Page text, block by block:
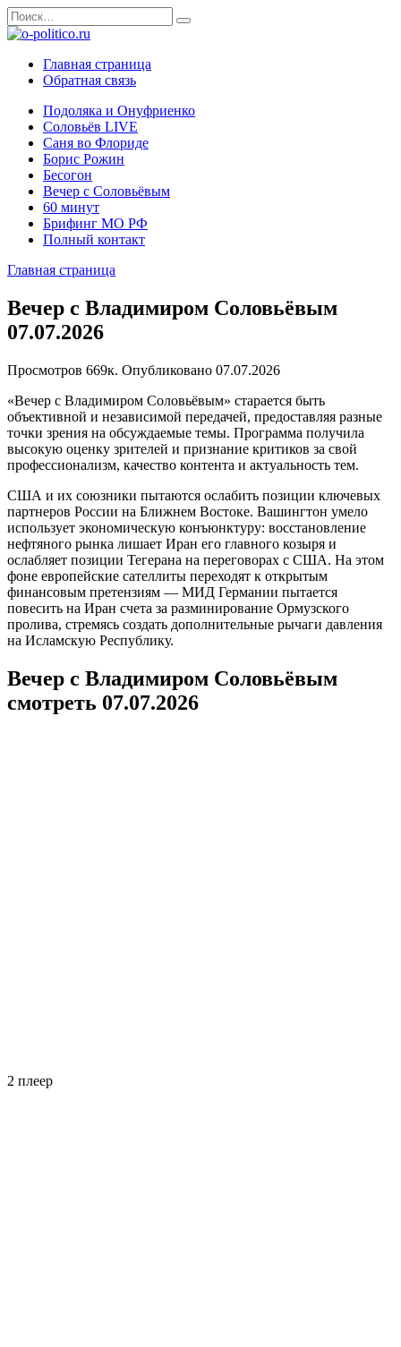
Перейти
к
содержанию
Search
for:
Главная страница
Обратная связь
Подоляка и Онуфриенко
Соловьёв LIVE
Саня во Флориде
Борис Рожин
Бесогон
Вечер с Соловьёвым
60 минут
Брифинг МО РФ
Полный контакт
Главная страница
Вечер с Владимиром Соловьёвым
07.07.2026
Просмотров 669к. Опубликовано 07.07.2026
«Вечер с Владимиром Соловьёвым» старается быть
объективной и независимой передачей, предоставляя разные
точки зрения на обсуждаемые темы. Программа получила
высокую оценку зрителей и признание критиков за свой
профессионализм, качество контента и актуальность тем.
США и их союзники пытаются ослабить позиции ключевых
партнеров России на Ближнем Востоке. Вашингтон умело
использует экономическую конъюнктуру: восстановление
нефтяного рынка лишает Иран его главного козыря и
ослабляет позиции Тегерана на переговорах с США. На этом
фоне европейские сателлиты переходят к открытым
финансовым претензиям — МИД Германии пытается
повесить на Иран счета за разминирование Ормузского
пролива, стремясь создать дополнительные рычаги давления
на Исламскую Республику.
Вечер с Владимиром Соловьёвым
смотреть 07.07.2026
2 плеер